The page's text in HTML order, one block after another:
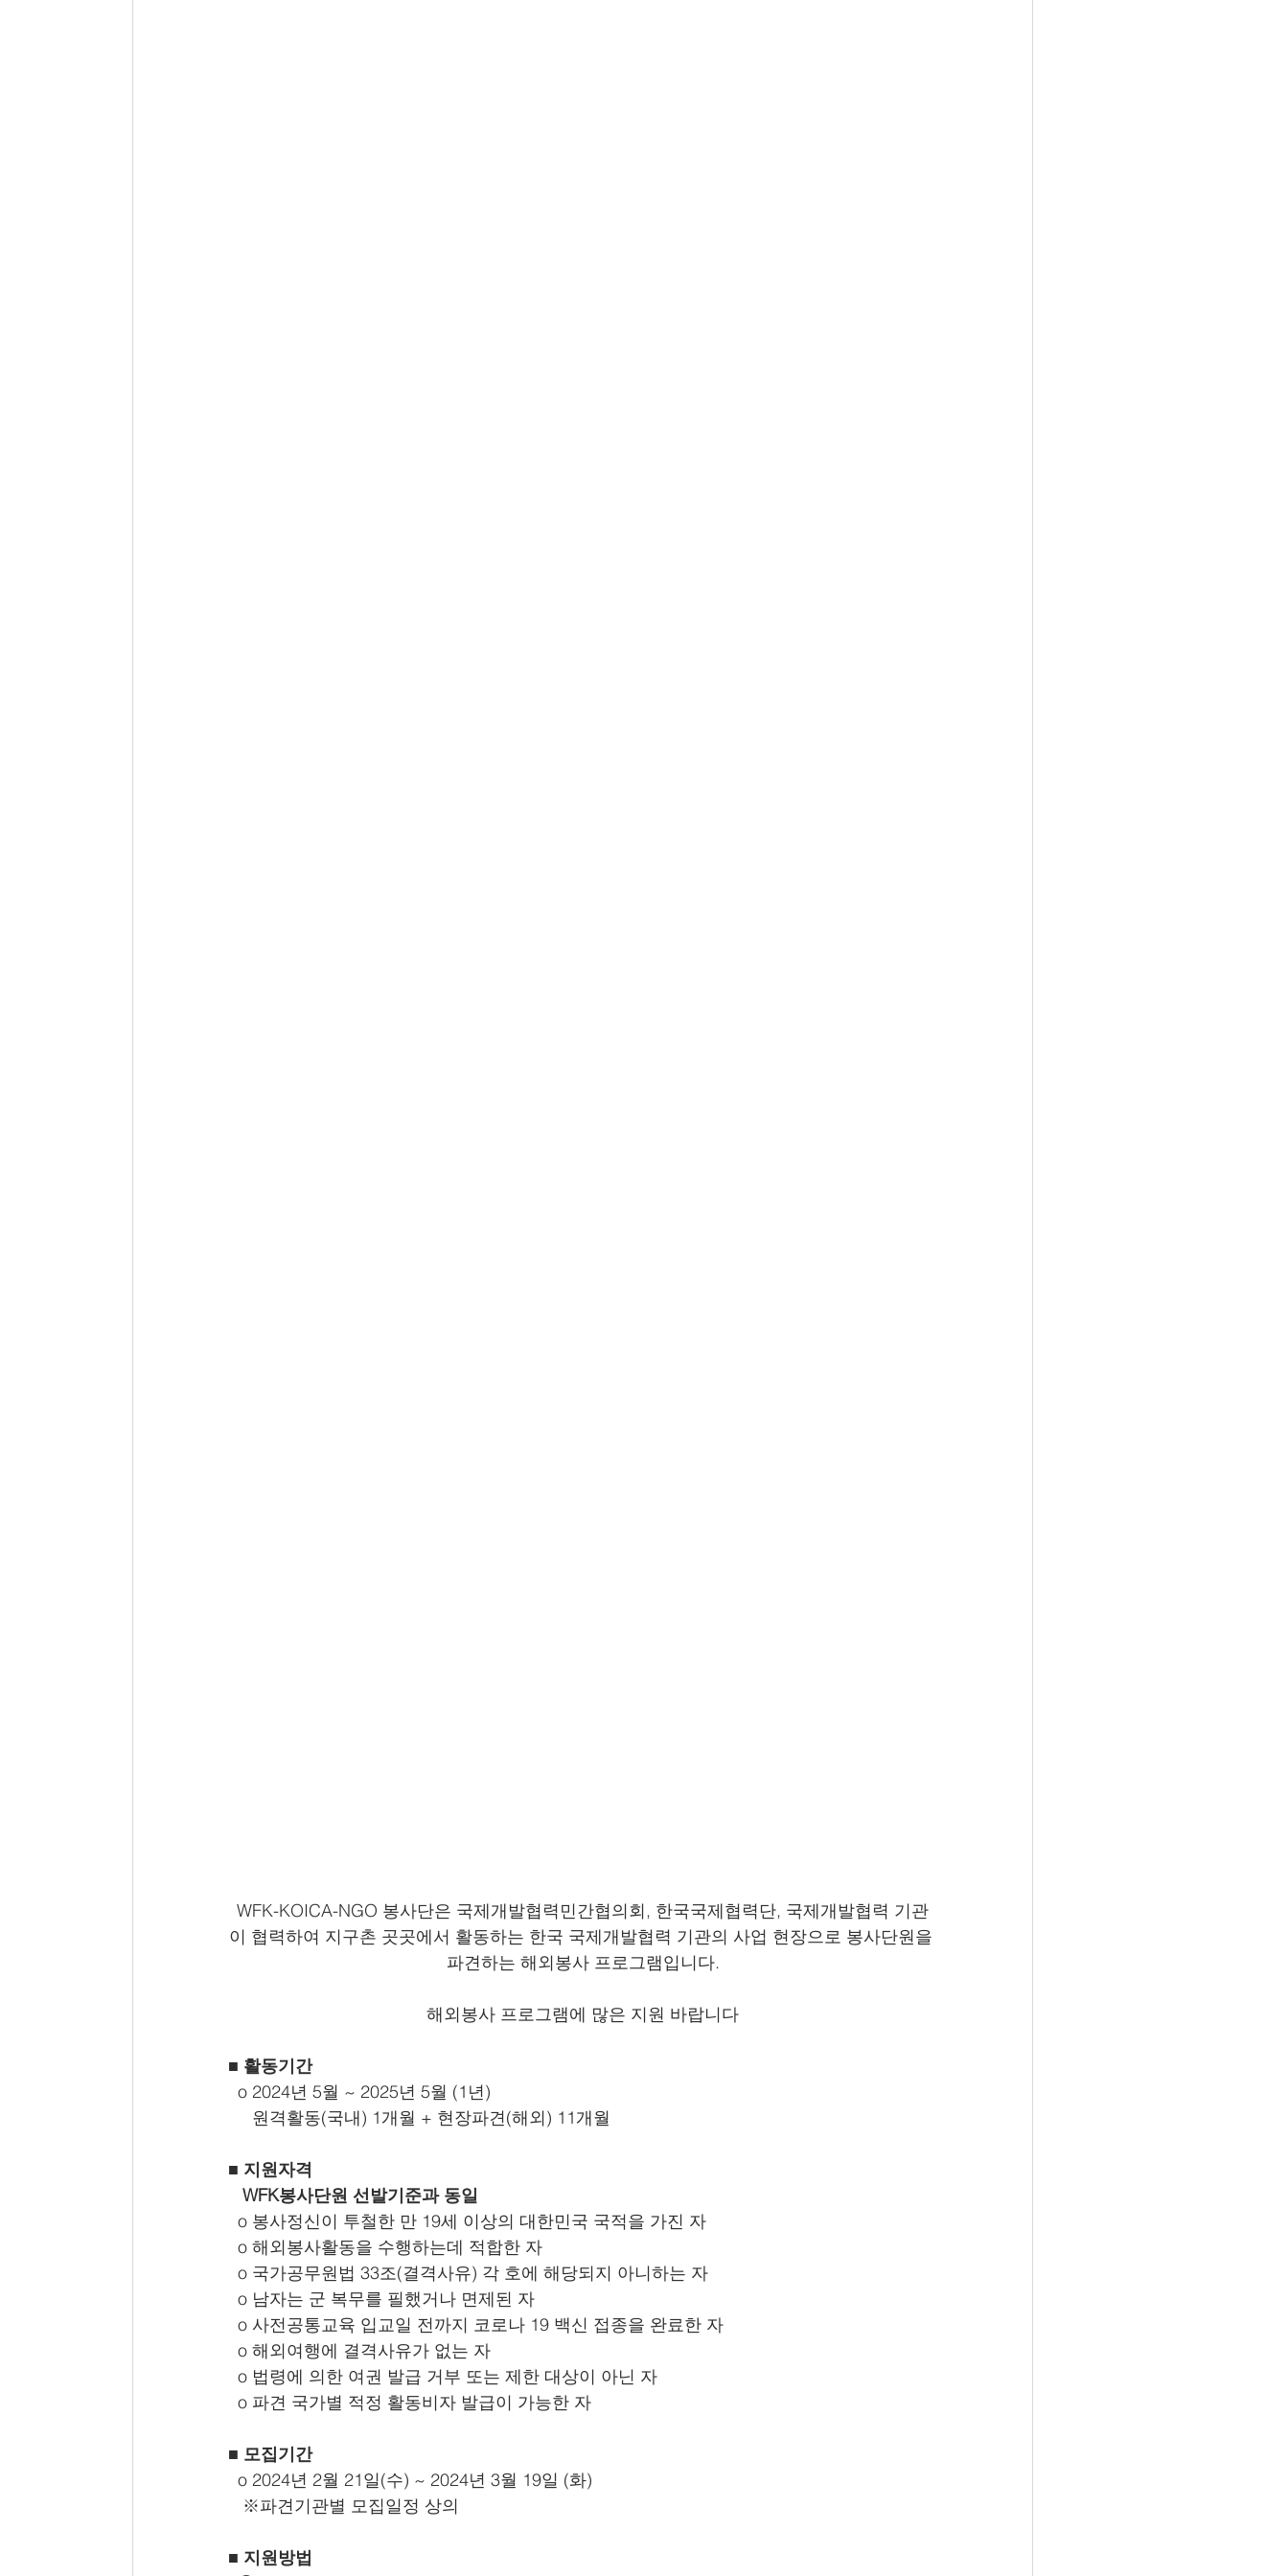
WFK-KOICA-NGO 봉사단은 국제개발협력민간협의회, 한국국제협력단, 국제개발협력 기관
이 협력하여 지구촌 곳곳에서 활동하는 한국 국제개발협력 기관의 사업 현장으로 봉사단원을
파견하는 해외봉사 프로그램입니다.
해외봉사 프로그램에 많은 지원 바랍니다
■ 활동기간
o 2024년 5월 ~ 2025년 5월 (1년)
     원격활동(국내) 1개월 + 현장파견(해외) 11개월
■ 지원자격
   WFK봉사단원 선발기준과 동일
o 봉사정신이 투철한 만 19세 이상의 대한민국 국적을 가진 자
  o 해외봉사활동을 수행하는데 적합한 자
  o 국가공무원법 33조(결격사유) 각 호에 해당되지 아니하는 자
  o 남자는 군 복무를 필했거나 면제된 자
  o 사전공통교육 입교일 전까지 코로나 19 백신 접종을 완료한 자
  o 해외여행에 결격사유가 없는 자
  o 법령에 의한 여권 발급 거부 또는 제한 대상이 아닌 자
  o 파견 국가별 적정 활동비자 발급이 가능한 자
■ 모집기간
o 2024년 2월 21일(수) ~ 2024년 3월 19일 (화)
※파견기관별 모집일정 상의
■ 지원방법